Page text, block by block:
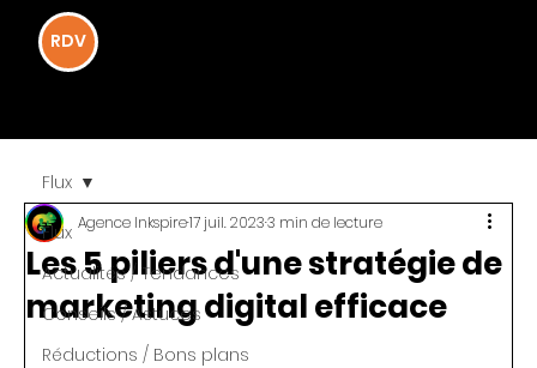
RDV
Flux
Actualités / Tendances
Conseils / Astuces
Réductions / Bons plans
Flux
Les 5 piliers d'une stratégie de
marketing digital efficace
Agence Inkspire17 juil. 20233 min de lecture